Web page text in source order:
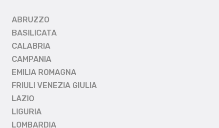
ABRUZZO
BASILICATA
CALABRIA
CAMPANIA
EMILIA ROMAGNA
FRIULI VENEZIA GIULIA
LAZIO
LIGURIA
LOMBARDIA